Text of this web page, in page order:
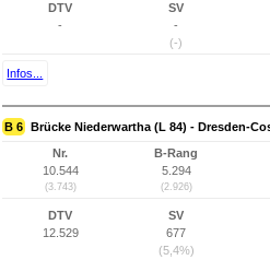
DTV
-
SV
-
(-)
Infos...
B 6 Brücke Niederwartha (L 84) - Dresden-
Nr.
10.544
(3.743)
B-Rang
5.294
(2.926)
DTV
12.529
SV
677
(5,4%)